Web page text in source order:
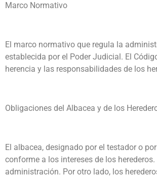
Marco Normativo
El marco normativo que regula la
establecida por el Poder Judicial. El
herencia y las responsabilidades de los
Obligaciones del Albacea y de los
El albacea, designado por el testador o
conforme a los intereses de los
administración. Por otro lado, los